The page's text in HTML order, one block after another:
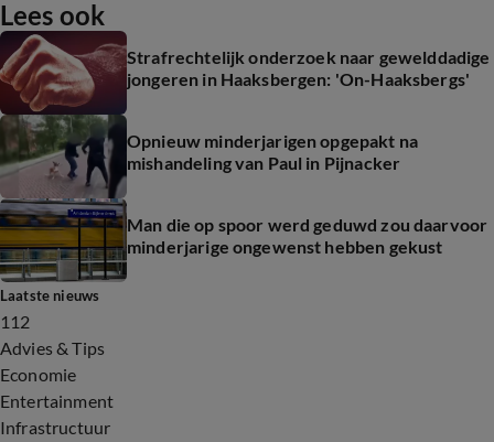
Lees ook
Strafrechtelijk onderzoek naar gewelddadige
jongeren in Haaksbergen: 'On-Haaksbergs'
Opnieuw minderjarigen opgepakt na
mishandeling van Paul in Pijnacker
Man die op spoor werd geduwd zou daarvoor
minderjarige ongewenst hebben gekust
Laatste nieuws
112
Advies & Tips
Economie
Entertainment
Infrastructuur